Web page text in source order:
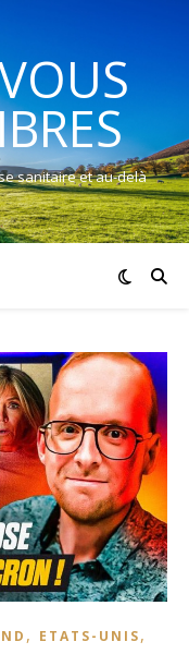
sanitaire et au-delà
, ETATS-UNIS,